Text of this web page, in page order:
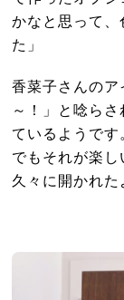
かなと思って、
た」
香菜子さんの
～！」と唸ら
ているようです
でもそれが楽
久々に開かれた